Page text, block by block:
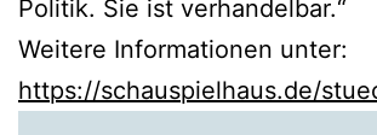
Politik. Sie ist verhandelbar.“
Weitere Informationen unter:
https://schauspielhaus.de/